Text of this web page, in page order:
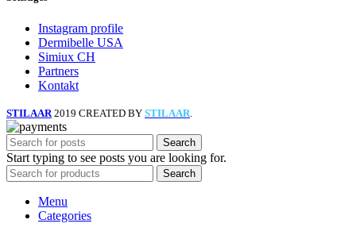
Instagram profile
Dermibelle USA
Simiux CH
Partners
Kontakt
STILAAR 2019 CREATED BY STILAAR.
Search
Start typing to see posts you are looking for.
Search
Menu
Categories